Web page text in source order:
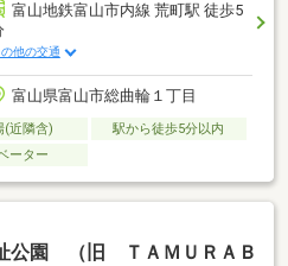
富山地鉄富山市内線 荒町駅 徒歩5
の他の交通
富山県富山市総曲輪１丁目
(近隣含)
駅から徒歩5分以内
ーター
公園 （旧 ＴＡＭＵＲＡＢ